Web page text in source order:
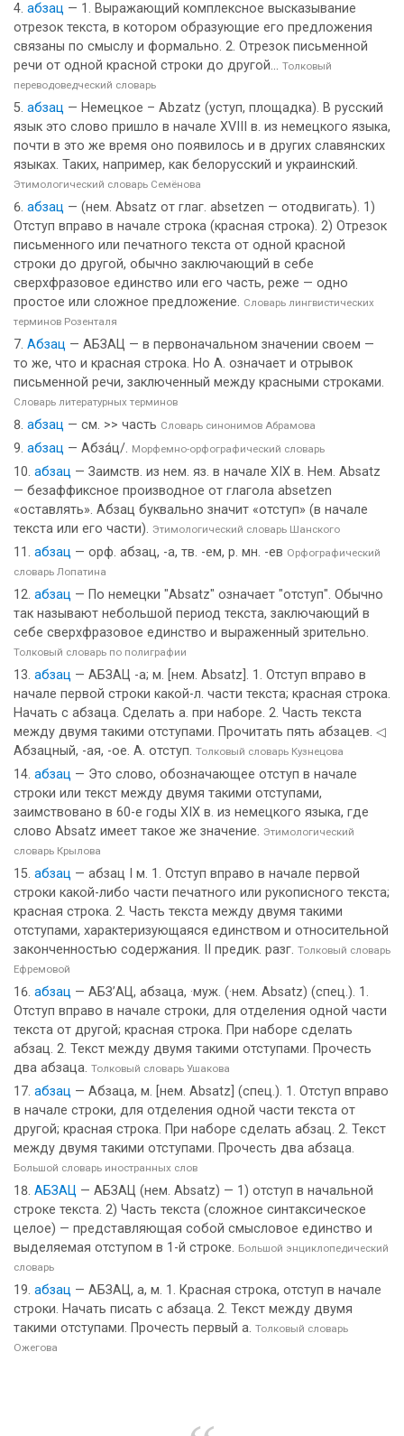
абзац — 1. Выражающий комплексное высказывание
отрезок текста, в котором образующие его предложения
связаны по смыслу и формально. 2. Отрезок письменной
речи от одной красной строки до другой... Толковый
переводоведческий словарь
абзац — Немецкое – Abzatz (уступ, площадка). В русский
язык это слово пришло в начале XVIII в. из немецкого языка,
почти в это же время оно появилось и в других славянских
языках. Таких, например, как белорусский и украинский.
Этимологический словарь Семёнова
абзац — (нем. Absatz от глаг. absetzen — отодвигать). 1)
Отступ вправо в начале строка (красная строка). 2) Отрезок
письменного или печатного текста от одной красной
строки до другой, обычно заключающий в себе
сверхфразовое единство или его часть, реже — одно
простое или сложное предложение. Словарь лингвистических
терминов Розенталя
Абзац — АБЗАЦ — в первоначальном значении своем —
то же, что и красная строка. Но А. означает и отрывок
письменной речи, заключенный между красными строками.
Словарь литературных терминов
абзац — см. >> часть Словарь синонимов Абрамова
абзац — Абза́ц/. Морфемно-орфографический словарь
абзац — Заимств. из нем. яз. в начале XIX в. Нем. Absatz
— безаффиксное производное от глагола absetzen
«оставлять». Абзац буквально значит «отступ» (в начале
текста или его части). Этимологический словарь Шанского
абзац — орф. абзац, -а, тв. -ем, р. мн. -ев Орфографический
словарь Лопатина
абзац — По немецки "Absatz" означает "отступ". Обычно
так называют небольшой период текста, заключающий в
себе сверхфразовое единство и выраженный зрительно.
Толковый словарь по полиграфии
абзац — АБЗАЦ -а; м. [нем. Absatz]. 1. Отступ вправо в
начале первой строки какой-л. части текста; красная строка.
Начать с абзаца. Сделать а. при наборе. 2. Часть текста
между двумя такими отступами. Прочитать пять абзацев. ◁
Абзацный, -ая, -ое. А. отступ. Толковый словарь Кузнецова
абзац — Это слово, обозначающее отступ в начале
строки или текст между двумя такими отступами,
заимствовано в 60-е годы XIX в. из немецкого языка, где
слово Absatz имеет такое же значение. Этимологический
словарь Крылова
абзац — абзац I м. 1. Отступ вправо в начале первой
строки какой-либо части печатного или рукописного текста;
красная строка. 2. Часть текста между двумя такими
отступами, характеризующаяся единством и относительной
законченностью содержания. II предик. разг. Толковый словарь
Ефремовой
абзац — АБЗ’АЦ, абзаца, ·муж. (·нем. Absatz) (спец.). 1.
Отступ вправо в начале строки, для отделения одной части
текста от другой; красная строка. При наборе сделать
абзац. 2. Текст между двумя такими отступами. Прочесть
два абзаца. Толковый словарь Ушакова
абзац — Абзаца, м. [нем. Absatz] (спец.). 1. Отступ вправо
в начале строки, для отделения одной части текста от
другой; красная строка. При наборе сделать абзац. 2. Текст
между двумя такими отступами. Прочесть два абзаца.
Большой словарь иностранных слов
АБЗАЦ — АБЗАЦ (нем. Absatz) — 1) отступ в начальной
строке текста. 2) Часть текста (сложное синтаксическое
целое) — представляющая собой смысловое единство и
выделяемая отступом в 1-й строке. Большой энциклопедический
словарь
абзац — АБЗАЦ, а, м. 1. Красная строка, отступ в начале
строки. Начать писать с абзаца. 2. Текст между двумя
такими отступами. Прочесть первый а. Толковый словарь
Ожегова